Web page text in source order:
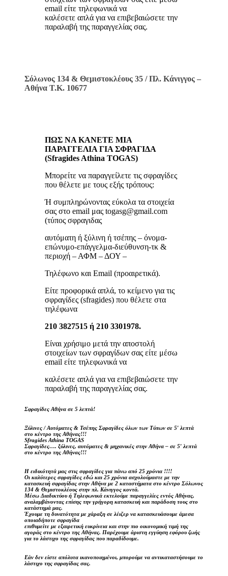
email είτε τηλεφωνικά να
καλέσετε απλά για να επιβεβαιώσετε την
παραλαβή της παραγγελίας σας.
Σόλωνος 134 & Θεμιστοκλέους 35 / Πλ. Κάνιγγος –
Αθήνα Τ.Κ. 10677
ΠΩΣ ΝΑ ΚΑΝΕΤΕ ΜΙΑ
ΠΑΡΑΓΓΕΛΙΑ ΓΙΑ ΣΦΡΑΓΙΔΑ
(Sfragides Athina TOGAS)
Μπορείτε να παραγγείλετε τις σφραγίδες
που θέλετε με τους εξής τρόπους:
Ή συμπληρώνοντας εύκολα τα στοιχεία
σας στο email μας togasg@gmail.com
(τύπος σφραγιδας
αυτόματη ή ξύλινη ή τσέπης – όνομα-
επώνυμο-επάγγελμα-διεύθυνση-τκ &
περιοχή – ΑΦΜ – ΔΟΥ –
Τηλέφωνο και Email (προαιρετικά).
Είτε προφορικά απλά, το κείμενο για τις
σφραγίδες (sfragides) που θέλετε στα
τηλέφωνα
210 3827515 ή 210 3301978.
Είναι χρήσιμο μετά την αποστολή
στοιχείων των σφραγίδων σας είτε μέσω
email είτε τηλεφωνικά να
καλέσετε απλά για να επιβεβαιώσετε την
παραλαβή της παραγγελίας σας.
Σφραγίδες Αθήνα σε 5 λεπτά!
Ξύλινες / Αυτόματες & Τσέπης Σφραγίδες όλων των Τύπων σε 5′ λεπτά
στο κέντρο της Αθήνας!!!
Sfragides Athina TOGAS
Σφραγίδες…. ξύλινες, αυτόματες & μηχανικές στην Αθήνα – σε 5′ λεπτά
στο κέντρο της Αθήνας!!!
Η ειδικότητά μας στις σφραγίδες για πάνω από 25 χρόνια !!!!
Οι καλύτερες σφραγίδες εδώ και 25 χρόνια ασχολούμαστε με την
κατασκευή σφραγίδας στην Αθήνα με 2 καταστήματα στο κέντρο Σόλωνος
134 & Θεμιστοκλέους στην πλ. Κάνιγγος κοντά.
Μέσω Διαδικτύου ή Τηλεφωνικά εκτελούμε παραγγελίες εντός Αθήνας,
αναλαμβάνοντας επίσης την γρήγορη κατασκευή και παράδοση τους στο
κατάστημά μας.
Έχουμε τη δυνατότητα με χάραξη σε λέιζερ να κατασκευάσουμε άμεσα
οποιαδήποτε σφραγίδα
επιθυμείτε με εξαιρετική ευκρίνεια και στην πιο οικονομική τιμή της
αγοράς στο κέντρο της Αθήνας. Παρέχουμε άριστη εγγύηση εφόρου ζωής
για το λάστιχο της σφραγίδας που παραδίδουμε.
Εάν δεν είστε απόλυτα ικανοποιημένοι, μπορούμε να αντικαταστήσουμε το
λάστιχο της σφραγίδας σας.